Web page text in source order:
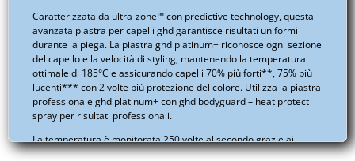
Caratterizzata da ultra-zone™ con predictive technology, questa
avanzata piastra per capelli ghd garantisce risultati uniformi
durante la piega. La piastra ghd platinum+ riconosce ogni sezione
del capello e la velocità di styling, mantenendo la temperatura
ottimale di 185°C e assicurando capelli 70% più forti**, 75% più
lucenti*** con 2 volte più protezione del colore. Utilizza la piastra
professionale ghd platinum+ con ghd bodyguard – heat protect
spray per risultati professionali.
La temperatura è monitorata 250 volte al secondo grazie ai
sensori infinity presenti su tutta la lamella, per adattare la